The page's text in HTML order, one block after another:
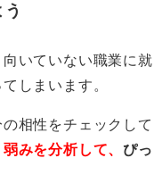
可能日や希望時給レ
オファー時の対応が
状況の確認と、相手
。
いていない職業に就
しまいます。
相性をチェックして
みを分析して、 ぴっ